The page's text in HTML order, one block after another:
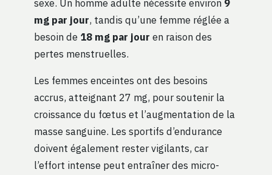
sexe. Un homme adulte nécessite environ 9
mg par jour, tandis qu’une femme réglée a
besoin de 18 mg par jour en raison des
pertes menstruelles.
Les femmes enceintes ont des besoins
accrus, atteignant 27 mg, pour soutenir la
croissance du fœtus et l’augmentation de la
masse sanguine. Les sportifs d’endurance
doivent également rester vigilants, car
l’effort intense peut entraîner des micro-